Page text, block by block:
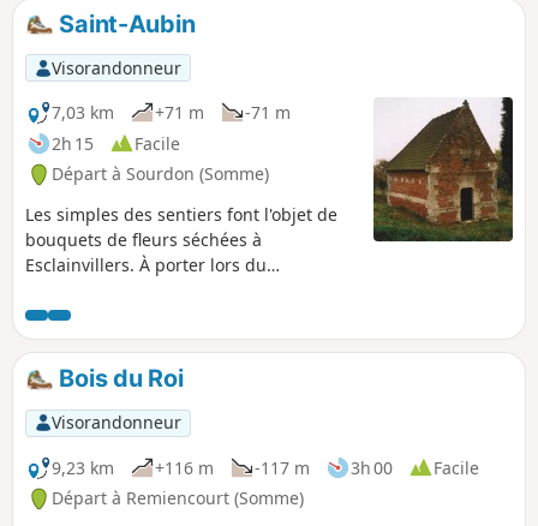
Saint-Aubin
Visorandonneur
7,03 km
+71 m
-71 m
2h 15
Facile
Départ à Sourdon (Somme)
Les simples des sentiers font l'objet de
bouquets de fleurs séchées à
Esclainvillers. À porter lors du
Bois du Roi
Visorandonneur
9,23 km
+116 m -117 m 3h 00
Facile
Départ à Remiencourt (Somme)